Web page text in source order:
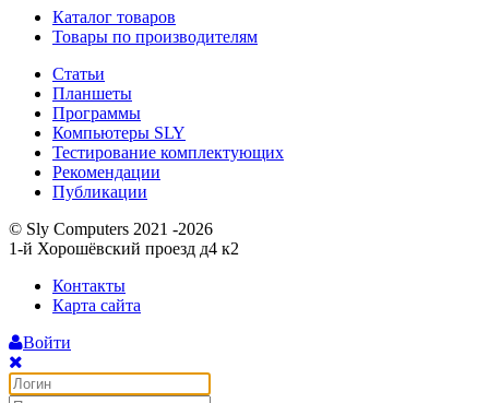
Каталог товаров
Товары по производителям
Статьи
Планшеты
Программы
Компьютеры SLY
Тестирование комплектующих
Рекомендации
Публикации
© Sly Computers 2021 -2026
1-й Хорошёвский проезд д4 к2
Контакты
Карта сайта
Войти